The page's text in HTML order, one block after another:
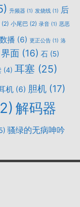
升频器 (1) 发烧线 (1) 后
(2) 小尾巴 (2) 录音 (1) 恶恶
数播 (6) 更正公告 (1) 洛
界面 (16) 石 (5)
(4) 耳塞 (25)
机 (6) 胆机 (17)
解码器
骚绿的无病呻吟